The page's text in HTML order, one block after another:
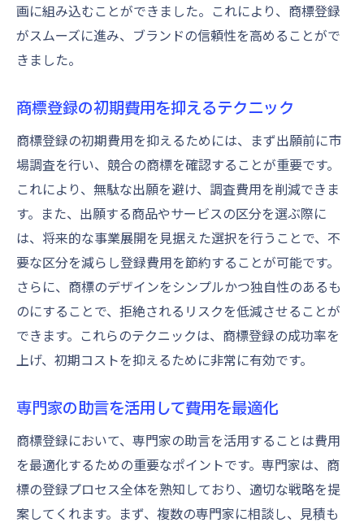
画に組み込むことができました。これにより、商標登録
がスムーズに進み、ブランドの信頼性を高めることがで
きました。
商標登録の初期費用を抑えるテクニック
商標登録の初期費用を抑えるためには、まず出願前に市
場調査を行い、競合の商標を確認することが重要です。
これにより、無駄な出願を避け、調査費用を削減できま
す。また、出願する商品やサービスの区分を選ぶ際に
は、将来的な事業展開を見据えた選択を行うことで、不
要な区分を減らし登録費用を節約することが可能です。
さらに、商標のデザインをシンプルかつ独自性のあるも
のにすることで、拒絶されるリスクを低減させることが
できます。これらのテクニックは、商標登録の成功率を
上げ、初期コストを抑えるために非常に有効です。
専門家の助言を活用して費用を最適化
商標登録において、専門家の助言を活用することは費用
を最適化するための重要なポイントです。専門家は、商
標の登録プロセス全体を熟知しており、適切な戦略を提
案してくれます。まず、複数の専門家に相談し、見積も